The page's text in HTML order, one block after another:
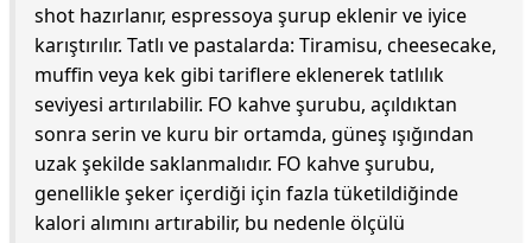
shot hazırlanır, espressoya şurup eklenir ve iyice
karıştırılır. Tatlı ve pastalarda: Tiramisu, cheesecake,
muffin veya kek gibi tariflere eklenerek tatlılık
seviyesi artırılabilir. FO kahve şurubu, açıldıktan
sonra serin ve kuru bir ortamda, güneş ışığından
uzak şekilde saklanmalıdır. FO kahve şurubu,
genellikle şeker içerdiği için fazla tüketildiğinde
kalori alımını artırabilir, bu nedenle ölçülü